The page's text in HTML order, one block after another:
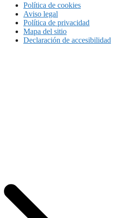
Política de cookies
Aviso legal
Política de privacidad
Mapa del sitio
Declaración de accesibilidad